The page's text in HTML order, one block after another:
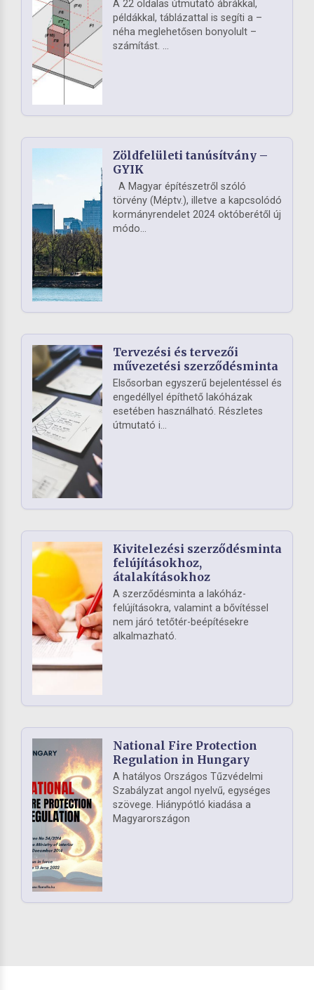
A 22 oldalas útmutató ábrákkal,
példákkal, táblázattal is segíti a –
néha meglehetősen bonyolult –
számítást. ...
Zöldfelületi tanúsítvány –
GYIK
A Magyar építészetről szóló
törvény (Méptv.), illetve a kapcsolódó
kormányrendelet 2024 októberétől új
módo...
Tervezési és tervezői
művezetési szerződésminta
Elsősorban egyszerű bejelentéssel és
engedéllyel építhető lakóházak
esetében használható. Részletes
útmutató i...
Kivitelezési szerződésminta
felújításokhoz,
átalakításokhoz
A szerződésminta a lakóház-
felújításokra, valamint a bővítéssel
nem járó tetőtér-beépítésekre
alkalmazható.
National Fire Protection
Regulation in Hungary
A hatályos Országos Tűzvédelmi
Szabályzat angol nyelvű, egységes
szövege. Hiánypótló kiadása a
Magyarországon